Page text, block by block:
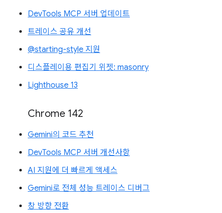
DevTools MCP 서버 업데이트
트레이스 공유 개선
@starting-style 지원
디스플레이용 편집기 위젯: masonry
Lighthouse 13
Chrome 142
Gemini의 코드 추천
DevTools MCP 서버 개선사항
AI 지원에 더 빠르게 액세스
Gemini로 전체 성능 트레이스 디버그
창 방향 전환